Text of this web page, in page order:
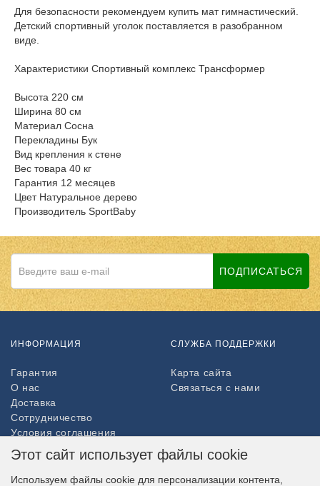
Для безопасности рекомендуем купить мат гимнастический.
Детский спортивный уголок поставляется в разобранном
виде.
Характеристики Спортивный комплекс Трансформер
Высота 220 см
Ширина 80 см
Материал Сосна
Перекладины Бук
Вид крепления к стене
Вес товара 40 кг
Гарантия 12 месяцев
Цвет Натуральное дерево
Производитель SportBaby
ПОДПИСАТЬСЯ
ИНФОРМАЦИЯ
Гарантия
О нас
Доставка
Сотрудничество
Условия соглашения
Возврат товара
СЛУЖБА ПОДДЕРЖКИ
Карта сайта
Связаться с нами
Этот сайт использует файлы cookie
Используем файлы cookie для персонализации контента,